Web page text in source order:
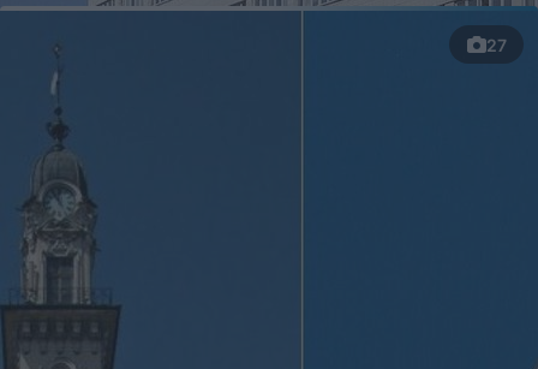
27